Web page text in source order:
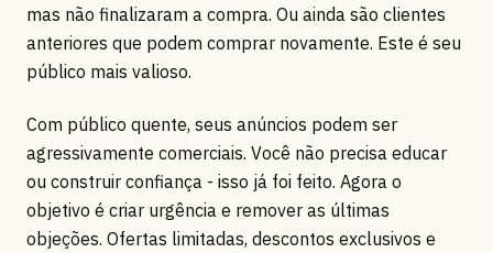
mas não finalizaram a compra. Ou ainda são clientes
anteriores que podem comprar novamente. Este é seu
público mais valioso.
Com público quente, seus anúncios podem ser
agressivamente comerciais. Você não precisa educar
ou construir confiança - isso já foi feito. Agora o
objetivo é criar urgência e remover as últimas
objeções. Ofertas limitadas, descontos exclusivos e